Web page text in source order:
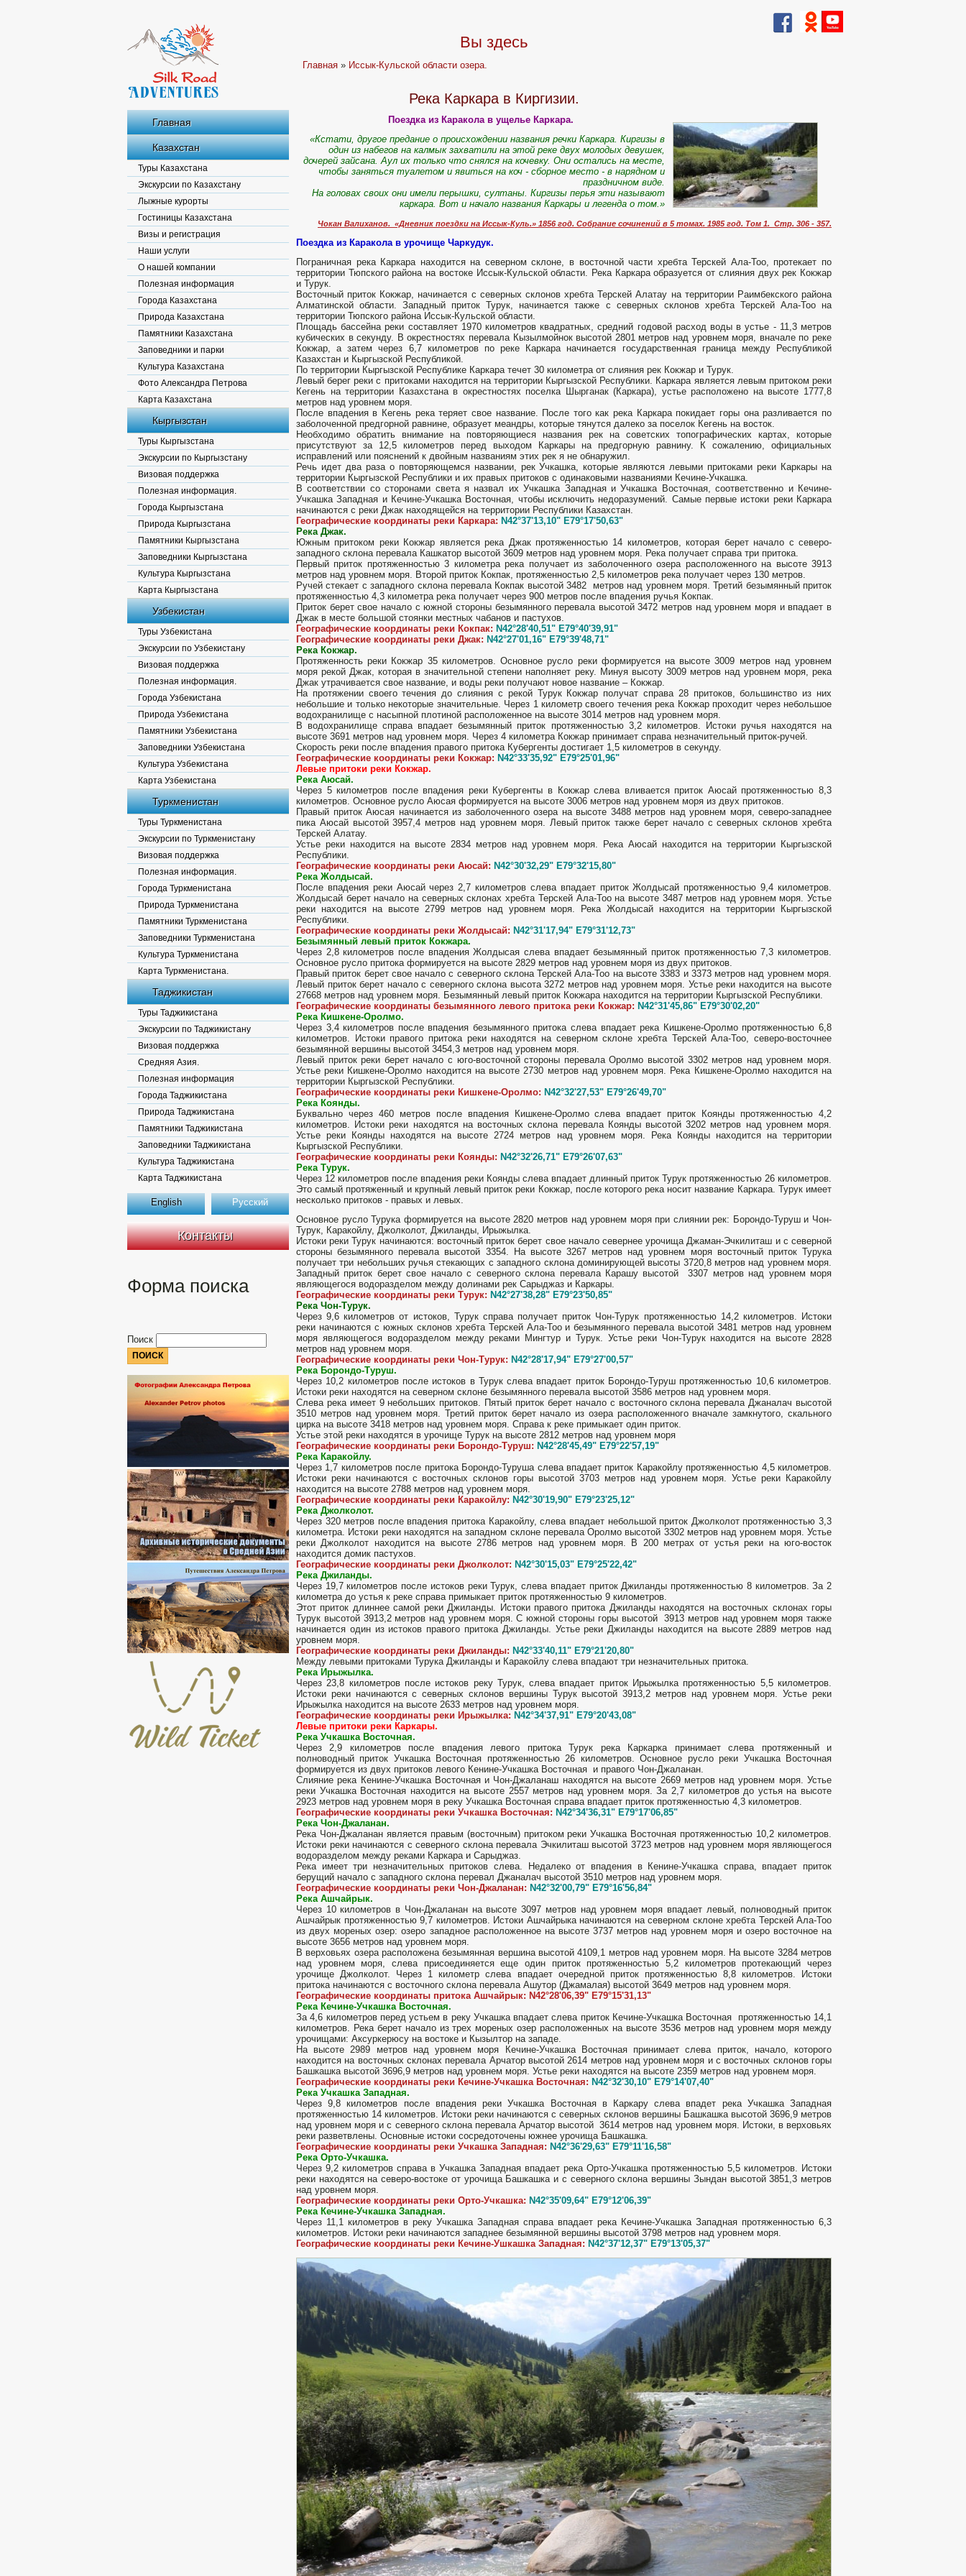
Главная
Казахстан
Туры Казахстана
Экскурсии по Казахстану
Лыжные курорты
Гостиницы Казахстана
Визы и регистрация
Наши услуги
О нашей компании
Полезная информация
Города Казахстана
Природа Казахстана
Памятники Казахстана
Заповедники и парки
Культура Казахстана
Фото Александра Петрова
Карта Казахстана
Кыргызстан
Туры Кыргызстана
Экскурсии по Кыргызстану
Визовая поддержка
Полезная информация.
Города Кыргызстана
Природа Кыргызстана
Памятники Кыргызстана
Заповедники Кыргызстана
Культура Кыргызстана
Карта Кыргызстана
Узбекистан
Туры Узбекистана
Экскурсии по Узбекистану
Визовая поддержка
Полезная информация.
Города Узбекистана
Природа Узбекистана
Памятники Узбекистана
Заповедники Узбекистана
Культура Узбекистана
Карта Узбекистана
Туркменистан
Туры Туркменистана
Экскурсии по Туркменистану
Визовая поддержка
Полезная информация.
Города Туркменистана
Природа Туркменистана
Памятники Туркменистана
Заповедники Туркменистана
Культура Туркменистана
Карта Туркменистана.
Таджикистан
Туры Таджикистана
Экскурсии по Таджикистану
Визовая поддержка
Средняя Азия.
Полезная информация
Города Таджикистана
Природа Таджикистана
Памятники Таджикистана
Заповедники Таджикистана
Культура Таджикистана
Карта Таджикистана
English Русский
Контакты
Форма поиска
Поиск
Вы здесь
Главная » Иссык-Кульской области озера.
Река Каркара в Киргизии.
Поездка из Каракола в ущелье Каркара.
«Кстати, другое предание о происхождении названия речки Каркара. Киргизы в
один из набегов на калмык захватили на этой реке двух молодых девушек,
дочерей зайсана. Аул их только что снялся на кочевку. Они остались на месте,
чтобы заняться туале­том и явиться на коч - сборное место - в нарядном и
празднич­ном виде.
На головах своих они имели перышки, султаны. Кирги­зы перья эти называют
каркара. Вот и начало названия Каркары и легенда о том.»
Чокан Валиханов. «Дневник поездки на Иссык-Куль.» 1856 год. Собрание сочинений в 5 томах. 1985 год. Том 1. Стр. 306 - 357.
Поездка из Каракола в урочище Чаркудук.
Пограничная река Каркара находится на северном склоне, в восточной части хребта Терскей Ала-Тоо, протекает по
территории Тюпского района на востоке Иссык-Кульской области. Река Каркара образуется от слияния двух рек Кокжар
и Турук.
Восточный приток Кокжар, начинается с северных склонов хребта Терскей Алатау на территории Раимбекского района
Алматинской области. Западный приток Турук, начинается также с северных склонов хребта Терскей Ала-Тоо на
территории Тюпского района Иссык-Кульской области.
Площадь бассейна реки составляет 1970 километров квадратных, средний годовой расход воды в устье - 11,3 метров
кубических в секунду. В окрестностях перевала Кызылмойнок высотой 2801 метров над уровнем моря, вначале по реке
Кокжар, а затем через 6,7 километров по реке Каркара начинается государственная граница между Республикой
Казахстан и Кыргызской Республикой.
По территории Кыргызской Республике Каркара течет 30 километра от слияния рек Кокжар и Турук.
Левый берег реки с притоками находится на территории Кыргызской Республики. Каркара является левым притоком реки
Кегень на территории Казахстана в окрестностях поселка Шырганак (Каркара), устье расположено на высоте 1777,8
метров над уровнем моря.
После впадения в Кегень река теряет свое название. После того как река Каркара покидает горы она разливается по
заболоченной предгорной равнине, образует меандры, которые тянутся далеко за поселок Кегень на восток.
Необходимо обратить внимание на повторяющиеся названия рек на советских топографических картах, которые
присутствуют за 12,5 километров перед выходом Каркары на предгорную равнину. К сожалению, официальных
исправлений или пояснений к двойным названиям этих рек я не обнаружил.
Речь идет два раза о повторяющемся названии, рек Учкашка, которые являются левыми притоками реки Каркары на
территории Кыргызской Республики и их правых притоков с одинаковыми названиями Кечине-Учкашка.
В соответствии со сторонами света я назвал их Учкашка Западная и Учкашка Восточная, соответственно и Кечине-
Учкашка Западная и Кечине-Учкашка Восточная, чтобы исключить недоразумений. Самые первые истоки реки Каркара
начинаются с реки Джак находящейся на территории Республики Казахстан.
Географические координаты реки Каркара: N42°37'13,10" E79°17'50,63"
Река Джак.
Южным притоком реки Кокжар является река Джак протяженностью 14 километров, которая берет начало с северо-
западного склона перевала Кашкатор высотой 3609 метров над уровнем моря. Река получает справа три притока.
Первый приток протяженностью 3 километра река получает из заболоченного озера расположенного на высоте 3913
метров над уровнем моря. Второй приток Кокпак, протяженностью 2,5 километров река получает через 130 метров.
Ручей стекает с западного склона перевала Кокпак высотой 3482 метров над уровнем моря. Третий безымянный приток
протяженностью 4,3 километра река получает через 900 метров после впадения ручья Кокпак.
Приток берет свое начало с южной стороны безымянного перевала высотой 3472 метров над уровнем моря и впадает в
Джак в месте большой стоянки местных чабанов и пастухов.
Географические координаты реки Кокпак: N42°28'40,51" E79°40'39,91"
Географические координаты реки Джак: N42°27'01,16" E79°39'48,71"
Река Кокжар.
Протяженность реки Кокжар 35 километров. Основное русло реки формируется на высоте 3009 метров над уровнем
моря рекой Джак, которая в значительной степени наполняет реку. Минуя высоту 3009 метров над уровнем моря, река
Джак утрачивается свое название, и воды реки получают новое название – Кокжар.
На протяжении своего течения до слияния с рекой Турук Кокжар получат справа 28 притоков, большинство из них
небольшие и только некоторые значительные. Через 1 километр своего течения река Кокжар проходит через небольшое
водохранилище с насыпной плотиной расположенное на высоте 3014 метров над уровнем моря.
В водохранилище справа впадает безымянный приток протяженностью 3,2 километров. Истоки ручья находятся на
высоте 3691 метров над уровнем моря. Через 4 километра Кокжар принимает справа незначительный приток-ручей.
Скорость реки после впадения правого притока Кубергенты достигает 1,5 километров в секунду.
Географические координаты реки Кокжар: N42°33'35,92" E79°25'01,96"
Левые притоки реки Кокжар.
Река Аюсай.
Через 5 километров после впадения реки Кубергенты в Кокжар слева вливается приток Аюсай протяженностью 8,3
километров. Основное русло Аюсая формируется на высоте 3006 метров над уровнем моря из двух притоков.
Правый приток Аюсая начинается из заболоченного озера на высоте 3488 метров над уровнем моря, северо-западнее
пика Аюсай высотой 3957,4 метров над уровнем моря. Левый приток также берет начало с северных склонов хребта
Терскей Алатау.
Устье реки находится на высоте 2834 метров над уровнем моря. Река Аюсай находится на территории Кыргызской
Республики.
Географические координаты реки Аюсай: N42°30'32,29" E79°32'15,80"
Река Жолдысай.
После впадения реки Аюсай через 2,7 километров слева впадает приток Жолдысай протяженностью 9,4 километров.
Жолдысай берет начало на северных склонах хребта Терскей Ала-Тоо на высоте 3487 метров над уровнем моря. Устье
реки находится на высоте 2799 метров над уровнем моря. Река Жолдысай находится на территории Кыргызской
Республики.
Географические координаты реки Жолдысай: N42°31'17,94" E79°31'12,73"
Безымянный левый приток Кокжара.
Через 2,8 километров после впадения Жолдысая слева впадает безымянный приток протяженностью 7,3 километров.
Основное русло притока формируется на высоте 2829 метров над уровнем моря из двух притоков.
Правый приток берет свое начало с северного склона Терскей Ала-Тоо на высоте 3383 и 3373 метров над уровнем моря.
Левый приток берет начало с северного склона высота 3272 метров над уровнем моря. Устье реки находится на высоте
27668 метров над уровнем моря. Безымянный левый приток Кокжара находится на территории Кыргызской Республики.
Географические координаты безымянного левого притока реки Кокжар: N42°31'45,86" E79°30'02,20"
Река Кишкене-Оролмо.
Через 3,4 километров после впадения безымянного притока слева впадает река Кишкене-Оролмо протяженностью 6,8
километров. Истоки правого притока реки находятся на северном склоне хребта Терскей Ала-Тоо, северо-восточнее
безымянной вершины высотой 3454,3 метров над уровнем моря.
Левый приток реки берет начало с юго-восточной стороны перевала Оролмо высотой 3302 метров над уровнем моря.
Устье реки Кишкене-Оролмо находится на высоте 2730 метров над уровнем моря. Река Кишкене-Оролмо находится на
территории Кыргызской Республики.
Географические координаты реки Кишкене-Оролмо: N42°32'27,53" E79°26'49,70"
Река Коянды.
Буквально через 460 метров после впадения Кишкене-Оролмо слева впадает приток Коянды протяженностью 4,2
километров. Истоки реки находятся на восточных склона перевала Коянды высотой 3202 метров над уровнем моря.
Устье реки Коянды находятся на высоте 2724 метров над уровнем моря. Река Коянды находится на территории
Кыргызской Республики.
Географические координаты реки Коянды: N42°32'26,71" E79°26'07,63"
Река Турук.
Через 12 километров после впадения реки Коянды слева впадает длинный приток Турук протяженностью 26 километров.
Это самый протяженный и крупный левый приток реки Кокжар, после которого река носит название Каркара. Турук имеет
несколько притоков - правых и левых.
Основное русло Турука формируется на высоте 2820 метров над уровнем моря при слиянии рек: Борондо-Туруш и Чон-
Турук, Каракойлу, Джолколот, Джиланды, Ирыжылка.
Истоки реки Турук начинаются: восточный приток берет свое начало севернее урочища Джаман-Эчкилиташ и с северной
стороны безымянного перевала высотой 3354. На высоте 3267 метров над уровнем моря восточный приток Турука
получает три небольших ручья стекающих с западного склона доминирующей высоты 3720,8 метров над уровнем моря.
Западный приток берет свое начало с северного склона перевала Карашу высотой 3307 метров над уровнем моря
являющегося водоразделом между долинами рек Сарыджаз и Каркары.
Географические координаты реки Турук: N42°27'38,28" E79°23'50,85"
Река Чон-Турук.
Через 9,6 километров от истоков, Турук справа получает приток Чон-Турук протяженностью 14,2 километров. Истоки
реки начинаются с южных склонов хребта Терскей Ала-Тоо и безымянного перевала высотой 3481 метров над уровнем
моря являющегося водоразделом между реками Мингтур и Турук. Устье реки Чон-Турук находится на высоте 2828
метров над уровнем моря.
Географические координаты реки Чон-Турук: N42°28'17,94" E79°27'00,57"
Река Борондо-Туруш.
Через 10,2 километров после истоков в Турук слева впадает приток Борондо-Туруш протяженностью 10,6 километров.
Истоки реки находятся на северном склоне безымянного перевала высотой 3586 метров над уровнем моря.
Слева река имеет 9 небольших притоков. Пятый приток берет начало с восточного склона перевала Джаналач высотой
3510 метров над уровнем моря. Третий приток берет начало из озера расположенного вначале замкнутого, скального
цирка на высоте 3418 метров над уровнем моря. Справа к реке примыкает один приток.
Устье этой реки находятся в урочище Турук на высоте 2812 метров над уровнем моря
Географические координаты реки Борондо-Туруш: N42°28'45,49" E79°22'57,19"
Река Каракойлу.
Через 1,7 километров после притока Борондо-Туруша слева впадает приток Каракойлу протяженностью 4,5 километров.
Истоки реки начинаются с восточных склонов горы высотой 3703 метров над уровнем моря. Устье реки Каракойлу
находится на высоте 2788 метров над уровнем моря.
Географические координаты реки Каракойлу: N42°30'19,90" E79°23'25,12"
Река Джолколот.
Через 320 метров после впадения притока Каракойлу, слева впадает небольшой приток Джолколот протяженностью 3,3
километра. Истоки реки находятся на западном склоне перевала Оролмо высотой 3302 метров над уровнем моря. Устье
реки Джолколот находится на высоте 2786 метров над уровнем моря. В 200 метрах от устья реки на юго-восток
находится домик пастухов.
Географические координаты реки Джолколот: N42°30'15,03" E79°25'22,42"
Река Джиланды.
Через 19,7 километров после истоков реки Турук, слева впадает приток Джиланды протяженностью 8 километров. За 2
километра до устья к реке справа примыкает приток протяженностью 9 километров.
Этот приток длиннее самой реки Джиланды. Истоки правого притока Джиланды находятся на восточных склонах горы
Турук высотой 3913,2 метров над уровнем моря. С южной стороны горы высотой 3913 метров над уровнем моря также
начинается один из истоков правого притока Джиланды. Устье реки Джиланды находится на высоте 2889 метров над
уровнем моря.
Географические координаты реки Джиланды: N42°33'40,11" E79°21'20,80"
Между левыми притоками Турука Джиланды и Каракойлу слева впадают три незначительных притока.
Река Ирыжылка.
Через 23,8 километров после истоков реку Турук, слева впадает приток Ирыжылка протяженностью 5,5 километров.
Истоки реки начинаются с северных склонов вершины Турук высотой 3913,2 метров над уровнем моря. Устье реки
Ирыжылка находится на высоте 2633 метров над уровнем моря.
Географические координаты реки Ирыжылка: N42°34'37,91" E79°20'43,08"
Левые притоки реки Каркары.
Река Учкашка Восточная.
Через 2,9 километров после впадения левого притока Турук река Каркарка принимает слева протяженный и
полноводный приток Учкашка Восточная протяженностью 26 километров. Основное русло реки Учкашка Восточная
формируется из двух притоков левого Кенине-Учкашка Восточная и правого Чон-Джаланан.
Слияние река Кенине-Учкашка Восточная и Чон-Джаланаш находятся на высоте 2669 метров над уровнем моря. Устье
реки Учкашка Восточная находится на высоте 2557 метров над уровнем моря. За 2,7 километров до устья на высоте
2923 метров над уровнем моря в реку Учкашка Восточная справа впадает приток протяженностью 4,3 километров.
Географические координаты реки Учкашка Восточная: N42°34'36,31" E79°17'06,85"
Река Чон-Джаланан.
Река Чон-Джаланан является правым (восточным) притоком реки Учкашка Восточная протяженностью 10,2 километров.
Истоки реки начинаются с северного склона перевала Эчкилиташ высотой 3723 метров над уровнем моря являющегося
водоразделом между реками Каркара и Сарыджаз.
Река имеет три незначительных притоков слева. Недалеко от впадения в Кенине-Учкашка справа, впадает приток
берущий начало с западного склона перевал Джаналач высотой 3510 метров над уровнем моря.
Географические координаты реки Чон-Джаланан: N42°32'00,79" E79°16'56,84"
Река Ашчайрык.
Через 10 километров в Чон-Джаланан на высоте 3097 метров над уровнем моря впадает левый, полноводный приток
Ашчайрык протяженностью 9,7 километров. Истоки Ашчайрыка начинаются на северном склоне хребта Терскей Ала-Тоо
из двух мореных озер: озеро западное расположенное на высоте 3737 метров над уровнем моря и озеро восточное на
высоте 3656 метров над уровнем моря.
В верховьях озера расположена безымянная вершина высотой 4109,1 метров над уровнем моря. На высоте 3284 метров
над уровнем моря, слева присоединяется еще один приток протяженностью 5,2 километров протекающий через
урочище Джолколот. Через 1 километр слева впадает очередной приток протяженностью 8,8 километров. Истоки
притока начинаются с восточного склона перевала Ашутор (Джамалая) высотой 3649 метров над уровнем моря.
Географические координаты притока Ашчайрык: N42°28'06,39" E79°15'31,13"
Река Кечине-Учкашка Восточная.
За 4,6 километров перед устьем в реку Учкашка впадает слева приток Кечине-Учкашка Восточная протяженностью 14,1
километров. Река берет начало из трех мореных озер расположенных на высоте 3536 метров над уровнем моря между
урочищами: Аксуркерюсу на востоке и Кызылтор на западе.
На высоте 2989 метров над уровнем моря Кечине-Учкашка Восточная принимает слева приток, начало, которого
находится на восточных склонах перевала Арчатор высотой 2614 метров над уровнем моря и с восточных склонов горы
Башкашка высотой 3696,9 метров над уровнем моря. Устье реки находятся на высоте 2359 метров над уровнем моря.
Географические координаты реки Кечине-Учкашка Восточная: N42°32'30,10" E79°14'07,40"
Река Учкашка Западная.
Через 9,8 километров после впадения реки Учкашка Восточная в Каркару слева впадет река Учкашка Западная
протяженностью 14 километров. Истоки реки начинаются с северных склонов вершины Башкашка высотой 3696,9 метров
над уровнем моря и с северного склона перевала Арчатор высотой 3614 метров над уровнем моря. Истоки, в верховьях
реки разветвлены. Основные истоки сосредоточены южнее урочища Башкашка.
Географические координаты реки Учкашка Западная: N42°36'29,63" E79°11'16,58"
Река Орто-Учкашка.
Через 9,2 километров справа в Учкашка Западная впадает река Орто-Учкашка протяженностью 5,5 километров. Истоки
реки находятся на северо-востоке от урочища Башкашка и с северного склона вершины Зындан высотой 3851,3 метров
над уровнем моря.
Географические координаты реки Орто-Учкашка: N42°35'09,64" E79°12'06,39"
Река Кечине-Учкашка Западная.
Через 11,1 километров в реку Учкашка Западная справа впадает река Кечине-Учкашка Западная протяженностью 6,3
километров. Истоки реки начинаются западнее безымянной вершины высотой 3798 метров над уровнем моря.
Географические координаты реки Кечине-Ушкашка Западная: N42°37'12,37" E79°13'05,37"